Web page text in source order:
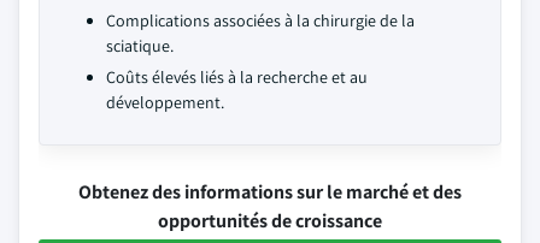
Complications associées à la chirurgie de la
sciatique.
Coûts élevés liés à la recherche et au
développement.
Obtenez des informations sur le marché et des
opportunités de croissance